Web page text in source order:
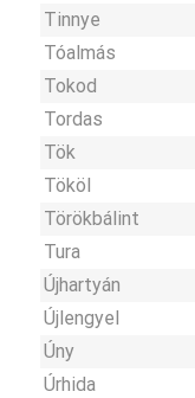
Tinnye
Tóalmás
Tokod
Tordas
Tök
Tököl
Törökbálint
Tura
Újhartyán
Újlengyel
Úny
Úrhida